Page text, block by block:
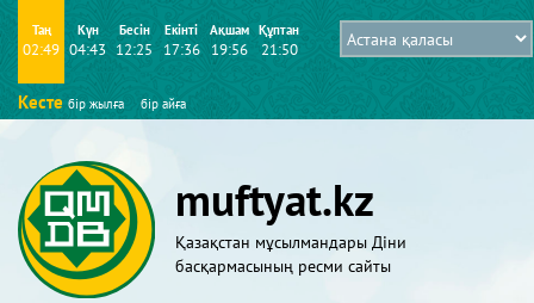
Таң
02:49
Күн
04:43
Бесін
12:25
Екінті
17:36
Ақшам
19:56
Құптан
21:50
Кесте бір жылға бір айға
muftyat.kz
Қазақстан мұсылмандары Діни
басқармасының ресми сайты